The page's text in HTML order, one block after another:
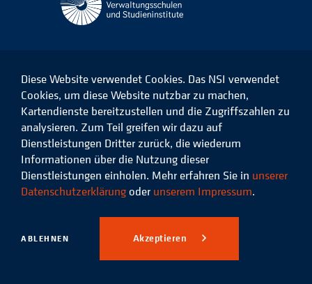
Das
NSI
Facebook
Das
NSI
auf
LinkedIn
Das
NSI
auf
Instagram
Das
Xing
© 2026 Niedersächsisches
Studieninstitut für kommunale
Verwaltung e.V.
Datenschutz Impressum
Diese Website verwendet Cookies. Das NSI verwendet
Cookies, um diese Website nutzbar zu machen,
Kartendienste bereitzustellen und die Zugriffszahlen zu
analysieren. Zum Teil greifen wir dazu auf
Dienstleistungen Dritter zurück, die wiederum
Informationen über die Nutzung dieser
Dienstleistungen einholen. Mehr erfahren Sie in unserer
Datenschutzerklärung oder unserem Impressum.
ABLEHNEN Akzeptieren